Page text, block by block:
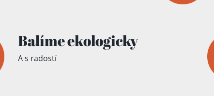
Balíme ekologicky
A s radostí